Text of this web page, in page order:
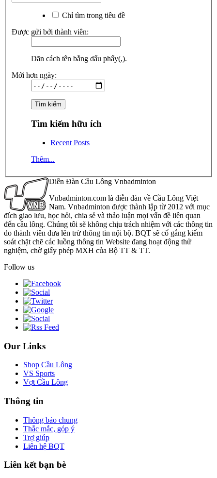
Chỉ tìm trong tiêu đề
Được gửi bởi thành viên:
Dãn cách tên bằng dấu phẩy(,).
Mới hơn ngày:
Tìm kiếm hữu ích
Recent Posts
Thêm...
Diễn Đàn Cầu Lông Vnbadminton
Vnbadminton.com là diễn đàn về Cầu Lông Việt
Nam. Vnbadminton được thành lập từ 2012 với mục
đích giao lưu, học hỏi, chia sẻ và thảo luận mọi vấn đề liên quan
đến cầu lông. Chúng tôi sẽ không chịu trách nhiệm với các thông tin
do thành viên đưa lên trừ thông tin nội bộ. BQT sẽ cố gắng kiểm
soát chặt chẽ các luồng thông tin Website đang hoạt động thử
nghiệm, chờ giấy phép MXH của Bộ TT & TT.
Follow us
Our Links
Shop Cầu Lông
VS Sports
Vợt Cầu Lông
Thông tin
Thông báo chung
Thắc mắc, góp ý
Trợ giúp
Liên hệ BQT
Liên kết bạn bè